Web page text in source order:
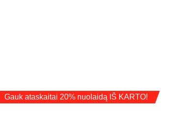
Gauk ataskaitai 20% nuolaidą IŠ KARTO!